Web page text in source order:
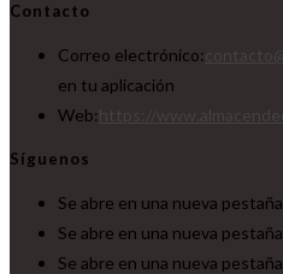
Contacto
Correo electrónico:
en tu aplicación
Web:
Síguenos
Se abre en una nueva pestaña
Se abre en una nueva pestaña
Se abre en una nueva pestaña